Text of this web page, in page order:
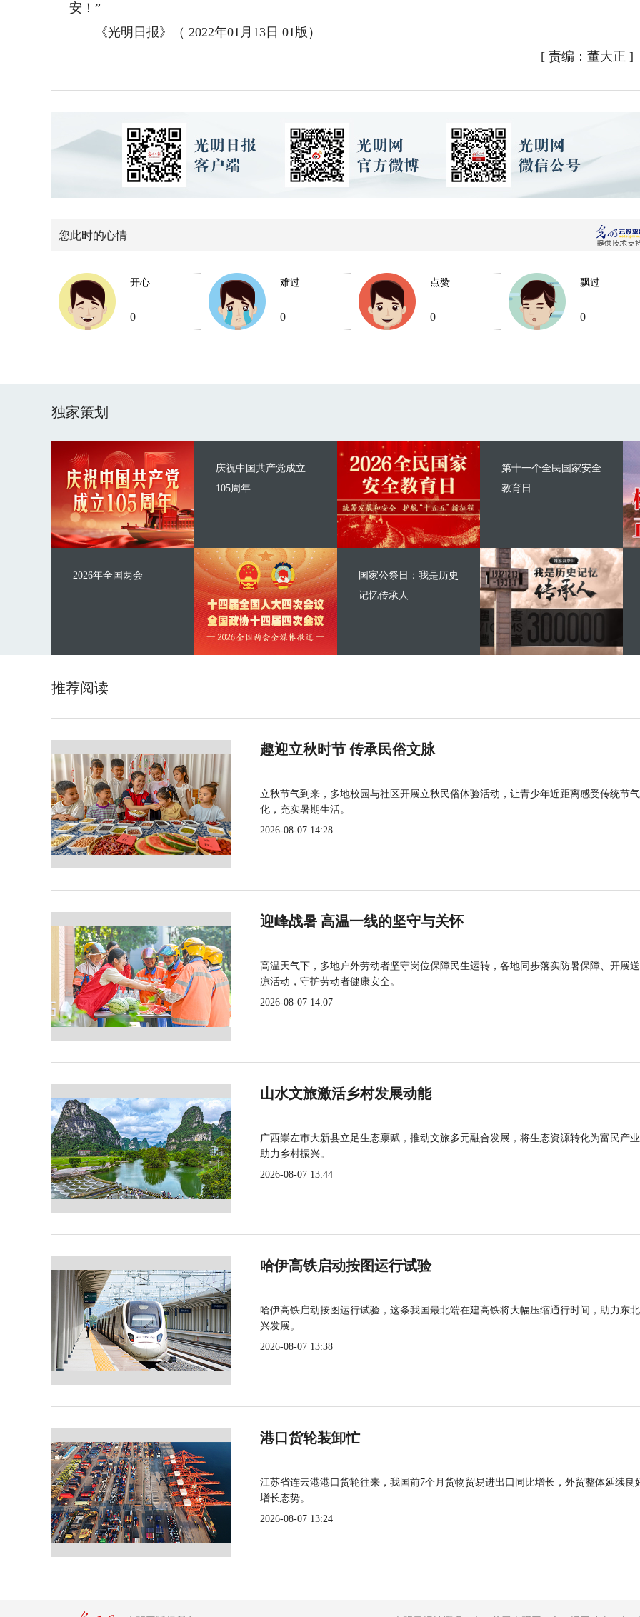
安！”
《光明日报》（ 2022年01月13日 01版）
[ 责编：董大正 ]
您此时的心情
开心
0
难过
0
点赞
0
飘过
0
独家策划
庆祝中国共产党成立
105周年
2026年全国两会
第十一个全民国家安全
教育日
国家公祭日：我是历史
记忆传承人
推荐阅读
趣迎立秋时节 传承民俗文脉
立秋节气到来，多地校园与社区开展立秋民俗体验活动，让青少年近距离感受传统节
化，充实暑期生活。
2026-08-07 14:28
迎峰战暑 高温一线的坚守与关怀
高温天气下，多地户外劳动者坚守岗位保障民生运转，各地同步落实防暑保障、开展
凉活动，守护劳动者健康安全。
2026-08-07 14:07
山水文旅激活乡村发展动能
广西崇左市大新县立足生态禀赋，推动文旅多元融合发展，将生态资源转化为富民产
助力乡村振兴。
2026-08-07 13:44
哈伊高铁启动按图运行试验
哈伊高铁启动按图运行试验，这条我国最北端在建高铁将大幅压缩通行时间，助力东
兴发展。
2026-08-07 13:38
港口货轮装卸忙
江苏省连云港港口货轮往来，我国前7个月货物贸易进出口同比增长，外贸整体延续良
增长态势。
2026-08-07 13:24